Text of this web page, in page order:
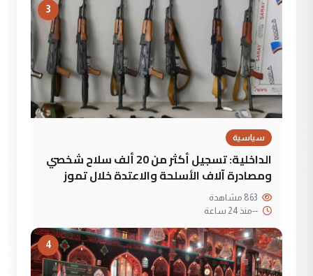
3
سياسية
الداخلية: تسجيل أكثر من 20 ألف سلاح شخصي
ومصادرة آلاف الأسلحة والاعتدة خلال تموز
--منذ 24 ساعة
4